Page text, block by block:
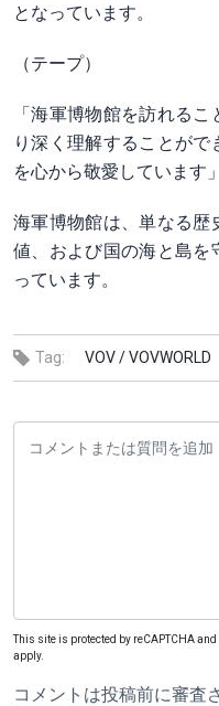
となっています。
（テープ）
「海軍博物館を訪れる
り深く理解することが
を心から敬愛しています」
海軍博物館は、単なる歴
値、および国の海と島を
っています。
Tag: VOV /VOVWORLD
This site is protected by reCAPTCHA and
apply.
コメントは投稿前に審査